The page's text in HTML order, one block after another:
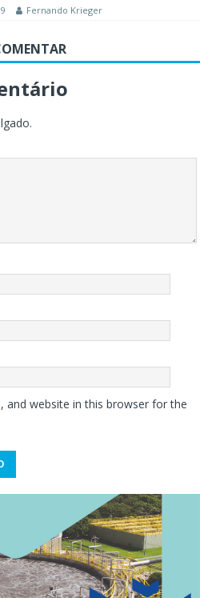
Fernando Krieger
and website in this browser for the